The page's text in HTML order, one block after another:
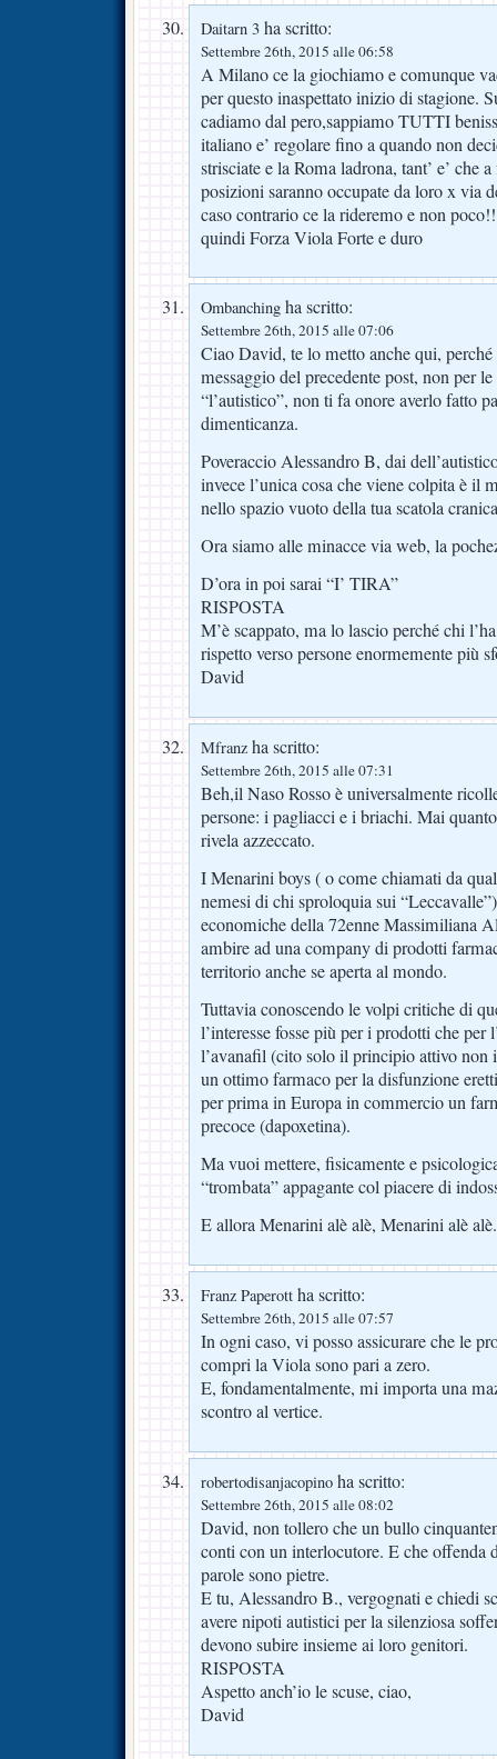
Daitarn 3 ha scritto:
Settembre 26th, 2015 alle 06:58
A Milano ce la giochiamo e comunque
per questo inaspettato inizio di stagione.
cadiamo dal pero,sappiamo TUTTI
italiano e’ regolare fino a quando non
strisciate e la Roma ladrona, tant’ e’ che
posizioni saranno occupate da loro x via
caso contrario ce la rideremo e non
quindi Forza Viola Forte e duro
Ombanching ha scritto:
Settembre 26th, 2015 alle 07:06
Ciao David, te lo metto anche qui, perché
messaggio del precedente post, non per
“l’autistico”, non ti fa onore averlo fatto
dimenticanza.
Poveraccio Alessandro B, dai
invece l’unica cosa che viene colpita è il
nello spazio vuoto della tua scatola
Ora siamo alle minacce via web, la
D’ora in poi sarai “I’ TIRA”
RISPOSTA
M’è scappato, ma lo lascio perché chi
rispetto verso persone enormemente più
David
Mfranz ha scritto:
Settembre 26th, 2015 alle 07:31
Beh,il Naso Rosso è universalmente
persone: i pagliacci e i briachi. Mai
rivela azzeccato.
I Menarini boys ( o come chiamati da
nemesi di chi sproloquia sui
economiche della 72enne Massimiliana
ambire ad una company di prodotti
territorio anche se aperta al mondo.
Tuttavia conoscendo le volpi critiche di
l’interesse fosse più per i prodotti che per
l’avanafil (cito solo il principio attivo non
un ottimo farmaco per la disfunzione
per prima in Europa in commercio un
precoce (dapoxetina).
Ma vuoi mettere, fisicamente e
“trombata” appagante col piacere di
E allora Menarini alè alè, Menarini alè
Franz Paperott ha scritto:
Settembre 26th, 2015 alle 07:57
In ogni caso, vi posso assicurare che le
compri la Viola sono pari a zero.
E, fondamentalmente, mi importa una
scontro al vertice.
robertodisanjacopino ha scritto:
Settembre 26th, 2015 alle 08:02
David, non tollero che un bullo
conti con un interlocutore. E che offenda
parole sono pietre.
E tu, Alessandro B., vergognati e chiedi
avere nipoti autistici per la silenziosa
devono subire insieme ai loro genitori.
RISPOSTA
Aspetto anch’io le scuse, ciao,
David